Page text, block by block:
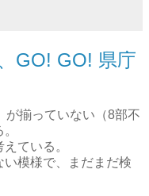
GO! GO! 県庁
が揃っていない（8部不
ている。
模様で、まだまだ検